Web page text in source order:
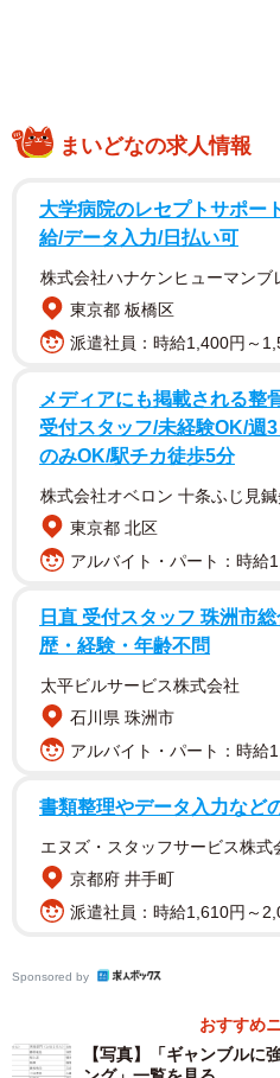
た。それぞれの上位の結果は
ギャンブルに強いイメージのある芸能
総合・男性部門の第１位は「
『カイジ』シリーズの主演「
ノ勝負など人生の逆転を賭け
そのイメージの要因となりま
パチンコにも通い覚えるほど
タビューでも休日には競馬に
まいどなの求人情報
大学病院のレセプトサポー
給/データ入力/日払い可
株式会社ハナケンヒューマンブ
東京都 板橋区
派遣社員：時給1,400円～
メディアにも掲載される整
受付スタッフ/未経験OK/週
のみOK/駅チカ徒歩5分
株式会社オベロン 十条ふじ見
東京都 北区
アルバイト・パート：時給
日直 受付スタッフ 珠洲市
歴・経験・年齢不問
太平ビルサービス株式会社
石川県 珠洲市
アルバイト・パート：時給
書類整理やデータ入力など
エヌズ・スタッフサービス株式
京都府 井手町
派遣社員：時給1,610円～
Sponsored by
おすすめ
【写真】「ギャンブルに